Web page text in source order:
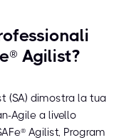
Agilist?
(SA) dimostra la tua
Agile a livello
Agilist, Program